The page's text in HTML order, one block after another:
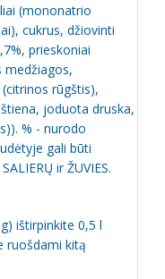
(mononatrio
cukrus, džiovinti
prieskoniai
medžiagos,
rūgštis),
joduota druska,
% - nurodo
gali būti
ir ŽUVIES.
ištirpinkite 0,5 l
ruošdami kitą